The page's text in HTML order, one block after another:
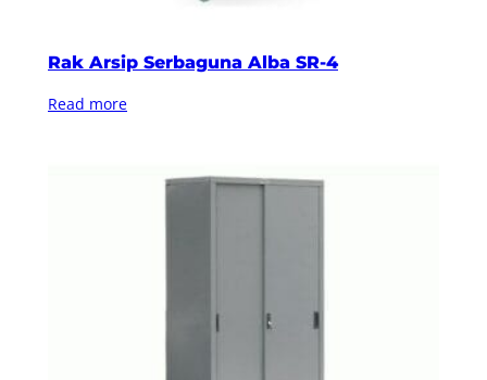
Rak Arsip Serbaguna Alba SR-4
Read more